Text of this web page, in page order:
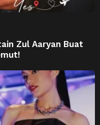
Zul Aaryan Buat